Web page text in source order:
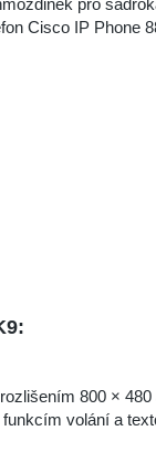
pro
Cisco IP Phone
800 ×
volání a